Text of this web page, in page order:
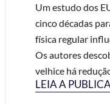
Um estudo dos
cinco décadas
física regular
Os autores
velhice há
LEIA A